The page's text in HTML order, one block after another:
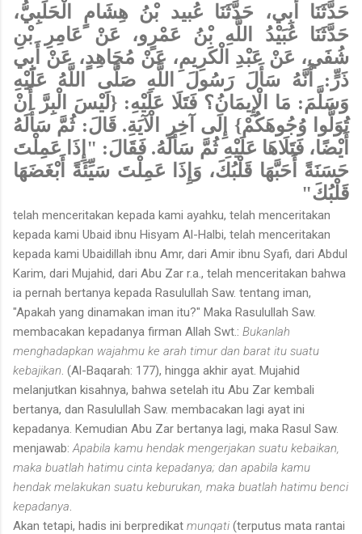
حَدَّثَنَا أَبِي، حَدَّثَنَا عُبيد بْنُ هِشَامٍ الْحَلَبِيُّ،
حَدَّثَنَا عُبَيْدُ اللَّهِ بْنُ عَمْرٍو، عَنْ عَامِرِ بْنِ
شُفَي، عَنْ عَبْدِ الْكَرِيمِ، عَنْ مُجَاهِدٍ، عَنْ أَبِي
ذَرٍّ: أَنَّهُ سَأَلَ رَسُولَ اللَّهِ صَلَّى اللَّهُ عَلَيْهِ
وَسَلَّمَ: مَا الْإِيمَانُ؟ فَتَلَا عَلَيْهِ: {لَيْسَ الْبِرَّ أَنْ
تُوَلُّوا وُجُوهَكُمْ} إِلَى آخِرِ الْآيَةِ. قَالَ: ثُمَّ سَأَلَهُ
أَيْضًا، فَتَلَاهَا عَلَيْهِ ثُمَّ سَأَلَهُ. فَقَالَ: "إِذَا عَمِلْتَ
حَسَنَةً أَحَبَّهَا قَلْبُكَ، وَإِذَا عَمِلْتَ سَيِّئَةً أَبْغَضَهَا
قَلْبُكَ"
telah menceritakan kepada kami ayahku, telah menceritakan
kepada kami Ubaid ibnu Hisyam Al-Halbi, telah menceritakan
kepada kami Ubaidillah ibnu Amr, dari Amir ibnu Syafi, dari Abdul
Karim, dari Mujahid, dari Abu Zar r.a., telah menceritakan bahwa
ia pernah bertanya kepada Rasulullah Saw. tentang iman,
"Apakah yang dinamakan iman itu?" Maka Rasulullah Saw.
membacakan kepadanya firman Allah Swt.: Bukanlah
menghadapkan wajahmu ke arah timur dan barat itu suatu
kebajikan . (Al-Baqarah: 177), hingga akhir ayat. Mujahid
melanjutkan kisahnya, bahwa setelah itu Abu Zar kembali
bertanya, dan Rasulullah Saw. membacakan lagi ayat ini
kepadanya. Kemudian Abu Zar bertanya lagi, maka Rasul Saw.
menjawab: Apabila kamu hendak mengerjakan suatu kebaikan,
maka buatlah hatimu cinta kepadanya; dan apabila kamu
hendak melakukan suatu keburukan, maka buatlah hatimu benci
kepadanya
Akan tetapi, hadis ini berpredikat munqati (terputus mata rantai